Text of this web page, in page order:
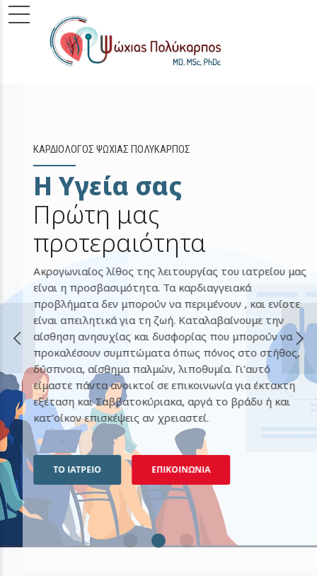
την
ΚΑΡΔΙΟΛΟΓΟΣ ΨΩΧΙΑΣ ΠΟΛΥΚΑΡΠΟΣ
Η Υγεία σας
Πρώτη μας
προτεραιότητα
Ακρογωνιαίος λίθος της λειτουργίας του ιατρείου μας
είναι η προσβασιμότητα. Τα καρδιαγγειακά
προβλήματα δεν μπορούν να περιμένουν , και ενίοτε
είναι απειλητικά για τη ζωή. Καταλαβαίνουμε την
αίσθηση ανησυχίας και δυσφορίας που μπορούν να
προκαλέσουν συμπτώματα όπως πόνος στο στήθος,
δύσπνοια, αίσθημα παλμών, λιποθυμία. Γι’αυτό
είμαστε πάντα ανοικτοί σε επικοινωνία για έκτακτη
εξέταση και Σαββατοκύριακα, αργά το βράδυ ή και
κατ’οίκον επισκέψεις αν χρειαστεί.
ΤΟ ΙΑΤΡΕΙΟ ΕΠΙΚΟΙΝΩΝΙΑ